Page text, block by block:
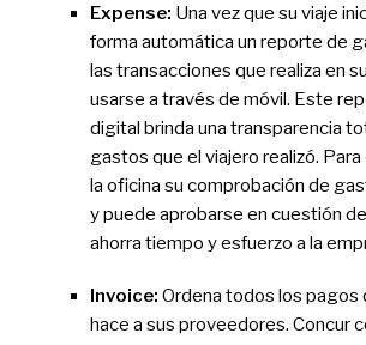
Expense: Una vez que su viaje
forma automática un reporte de
las transacciones que realiza en
usarse a través de móvil. Este
digital brinda una transparencia
gastos que el viajero realizó.
la oficina su comprobación de
y puede aprobarse en cuestión
ahorra tiempo y esfuerzo a la
Invoice: Ordena todos los pagos
hace a sus proveedores. Concur